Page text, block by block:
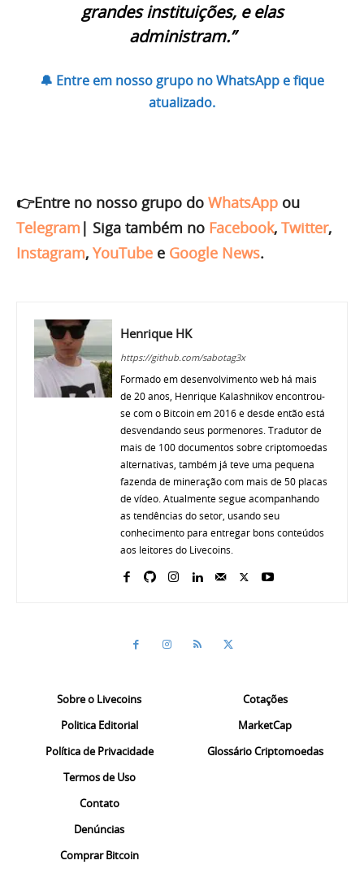
grandes instituições, e elas
administram.”
🔔 Entre em nosso grupo no WhatsApp e fique
atualizado.
👉Entre no nosso grupo do WhatsApp ou
Telegram | Siga também no Facebook, Twitter,
Instagram, YouTube e Google News.
Henrique HK
https://github.com/sabotag3x
Formado em desenvolvimento web há mais
de 20 anos, Henrique Kalashnikov encontrou-
se com o Bitcoin em 2016 e desde então está
desvendando seus pormenores. Tradutor de
mais de 100 documentos sobre criptomoedas
alternativas, também já teve uma pequena
fazenda de mineração com mais de 50 placas
de vídeo. Atualmente segue acompanhando
as tendências do setor, usando seu
conhecimento para entregar bons conteúdos
aos leitores do Livecoins.
Sobre o Livecoins
Politica Editorial
Política de Privacidade
Termos de Uso
Contato
Denúncias
Comprar Bitcoin
Cotações
MarketCap
Glossário Criptomoedas